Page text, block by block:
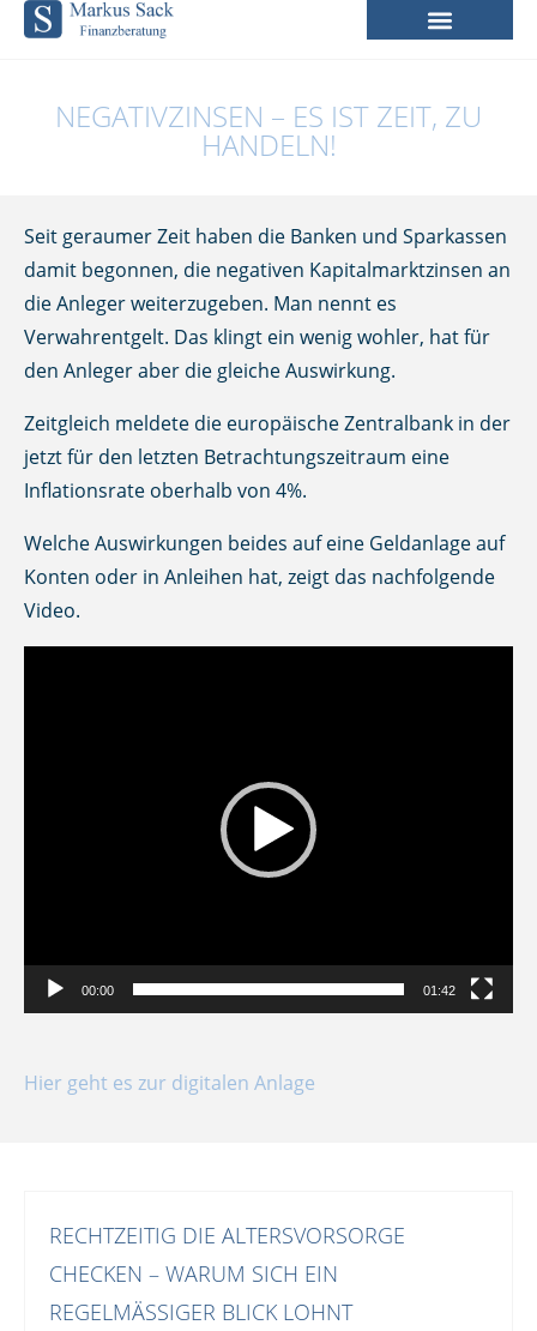
NEGATIVZINSEN – ES IST ZEIT, ZU
HANDELN!
Seit geraumer Zeit haben die Banken und Sparkassen
damit begonnen, die negativen Kapitalmarktzinsen an
die Anleger weiterzugeben. Man nennt es
Verwahrentgelt. Das klingt ein wenig wohler, hat für
den Anleger aber die gleiche Auswirkung.
Zeitgleich meldete die europäische Zentralbank in der
jetzt für den letzten Betrachtungszeitraum eine
Inflationsrate oberhalb von 4%.
Welche Auswirkungen beides auf eine Geldanlage auf
Konten oder in Anleihen hat, zeigt das nachfolgende
Video.
00:00 01:42
Hier geht es zur digitalen Anlage
RECHTZEITIG DIE ALTERSVORSORGE
CHECKEN – WARUM SICH EIN
REGELMÄSSIGER BLICK LOHNT